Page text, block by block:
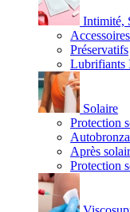
Intimité,
Préservatifs
Lubrifiants
Solaire
Protection
Après
Protection